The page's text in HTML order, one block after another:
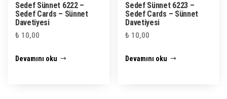
Sedef Sünnet 6222 –
Sedef Cards – Sünnet
Davetiyesi
₺ 10,00
Devamını oku
Sedef Sünnet 6223 –
Sedef Cards – Sünnet
Davetiyesi
₺ 10,00
Devamını oku